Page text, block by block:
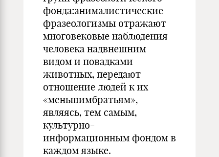
фонда:анималистические
фразеологизмы отражают
многовековые наблюдения
человека надвнешним
видом и повадками
животных, передают
отношение людей к их
«меньшимбратьям»,
являясь, тем самым,
культурно-
информационным фондом в
каждом языке.